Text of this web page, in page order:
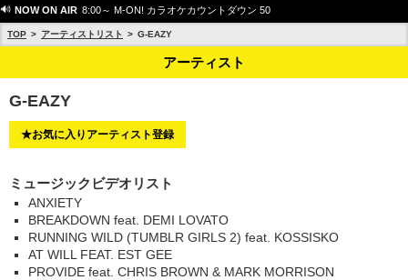
NOW ON AIR 8:00～ M-ON! カラオケカウントダウン 50
TOP アーティストリスト G-EAZY
アーティスト
G-EAZY
★お気に入りアーティスト登録
ミュージックビデオリスト
ANXIETY
BREAKDOWN feat. DEMI LOVATO
RUNNING WILD (TUMBLR GIRLS 2) feat. KOSSISKO
AT WILL FEAT. EST GEE
PROVIDE feat. CHRIS BROWN & MARK MORRISON